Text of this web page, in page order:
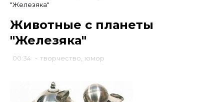
"Железяка"
Животные с планеты
"Железяка"
00:34 - творчество юмор